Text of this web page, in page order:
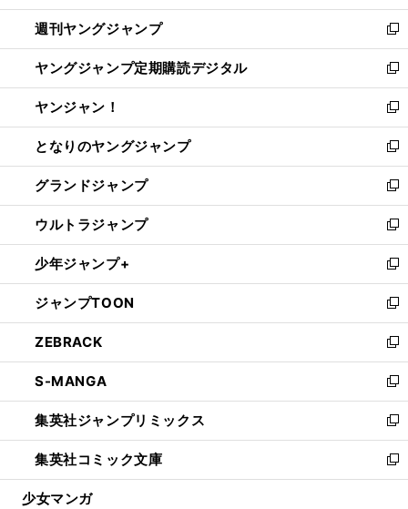
開
く
ウ
で
開
く
ン
ド
ウ
で
開
く
ウ
ィ
ン
ド
ウ
で
開
く
週刊ヤングジャンプ
新
し
い
ウ
ィ
ン
ド
ウ
で
開
く
ヤングジャンプ定期購読デジタル
新
し
い
ウ
ィ
ン
ド
ウ
で
開
く
ヤンジャン！
新
し
い
ウ
ィ
ン
ド
ウ
で
開
く
となりのヤングジャンプ
新
し
い
ウ
ィ
ン
ド
ウ
で
開
く
グランドジャンプ
新
し
い
ウ
ィ
ン
ド
ウ
で
開
く
ウルトラジャンプ
新
し
い
ウ
ィ
ン
ド
ウ
で
開
く
少年ジャンプ+
新
し
い
ウ
ィ
ン
ド
ウ
で
開
く
ジャンプTOON
新
し
い
ウ
ィ
ン
ド
ウ
で
開
ZEBRACK
新
し
い
ウ
ィ
ン
ド
ウ
S-MANGA
新
し
い
ウ
ィ
ン
集英社ジャンプリミックス
新
し
い
ウ
集英社コミック文庫
新
し
少女マンガ